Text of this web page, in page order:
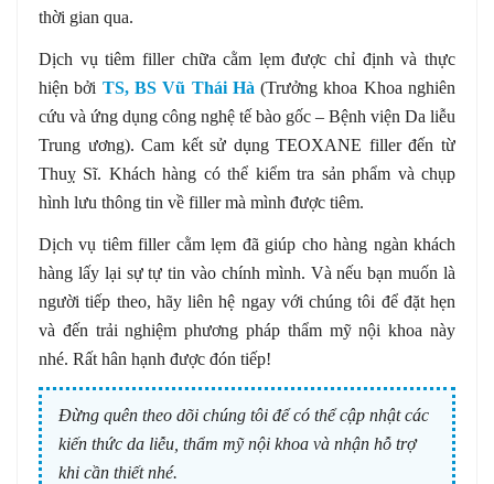
thời gian qua.
Dịch vụ tiêm filler chữa cằm lẹm được chỉ định và thực
hiện bởi TS, BS Vũ Thái Hà (Trưởng khoa Khoa nghiên
cứu và ứng dụng công nghệ tế bào gốc – Bệnh viện Da liễu
Trung ương). Cam kết sử dụng TEOXANE filler đến từ
Thuỵ Sĩ. Khách hàng có thể kiểm tra sản phẩm và chụp
hình lưu thông tin về filler mà mình được tiêm.
Dịch vụ tiêm filler cằm lẹm đã giúp cho hàng ngàn khách
hàng lấy lại sự tự tin vào chính mình. Và nếu bạn muốn là
người tiếp theo, hãy liên hệ ngay với chúng tôi để đặt hẹn
và đến trải nghiệm phương pháp thẩm mỹ nội khoa này
nhé. Rất hân hạnh được đón tiếp!
Đừng quên theo dõi chúng tôi để có thể cập nhật các
kiến thức da liễu, thẩm mỹ nội khoa và nhận hỗ trợ
khi cần thiết nhé.